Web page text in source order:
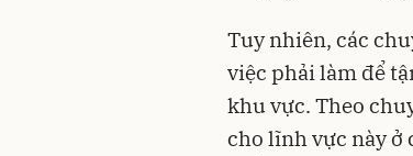
Tuy nhiên, các
việc phải làm để
khu vực. Theo
cho lĩnh vực này ở